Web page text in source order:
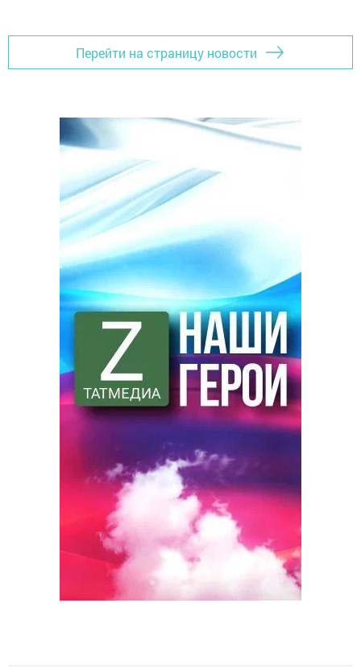
Перейти на страницу новости